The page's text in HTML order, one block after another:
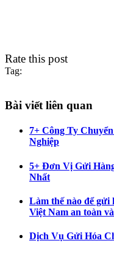
Rate this post
Tag:
Bài viết liên quan
7+ Công Ty
Nghiệp
5+ Đơn Vị Gửi
Nhất
Làm thế nào để gửi
Việt Nam an toàn
Dịch Vụ Gửi Hóa